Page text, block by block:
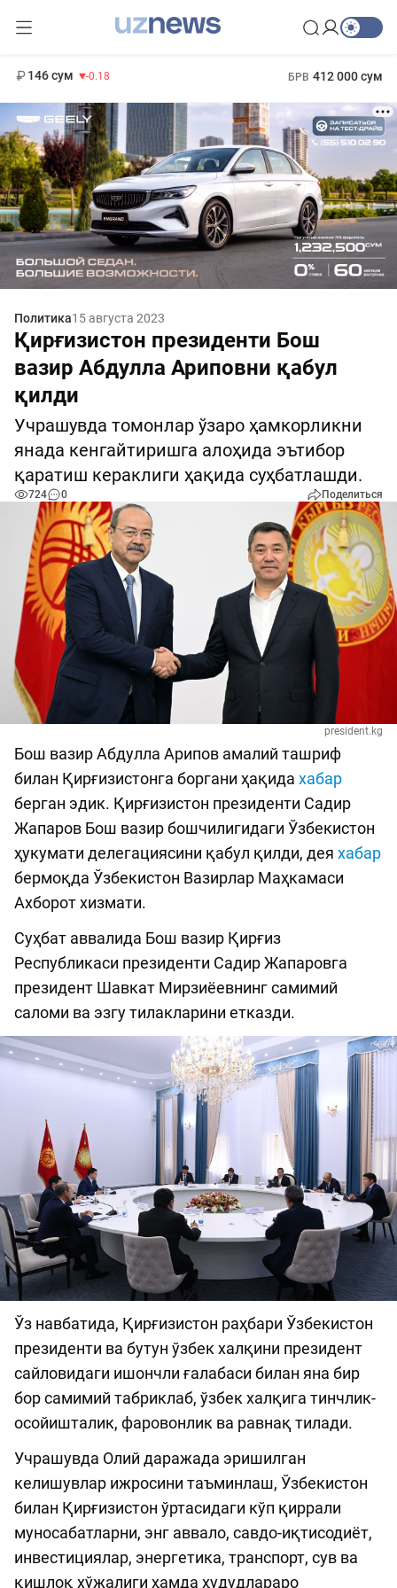
146 сум -0.18 БРВ 412 000 сум
Политика15 августа 2023
Қирғизистон президенти Бош
вазир Абдулла Ариповни қабул
қилди
Учрашувда томонлар ўзаро ҳамкорликни
янада кенгайтиришга алоҳида эътибор
қаратиш кераклиги ҳақида суҳбатлашди.
724 0 Поделиться
president.kg
Бош вазир Абдулла Арипов амалий ташриф
билан Қирғизистонга боргани ҳақида хабар
берган эдик. Қирғизистон президенти Садир
Жапаров Бош вазир бошчилигидаги Ўзбекистон
ҳукумати делегациясини қабул қилди, дея хабар
бермоқда Ўзбекистон Вазирлар Маҳкамаси
Ахборот хизмати.
Суҳбат аввалида Бош вазир Қирғиз
Республикаси президенти Садир Жапаровга
президент Шавкат Мирзиёевнинг самимий
саломи ва эзгу тилакларини етказди.
Ўз навбатида, Қирғизистон раҳбари Ўзбекистон
президенти ва бутун ўзбек халқини президент
сайловидаги ишончли ғалабаси билан яна бир
бор самимий табриклаб, ўзбек халқига тинчлик-
осойишталик, фаровонлик ва равнақ тилади.
Учрашувда Олий даражада эришилган
келишувлар ижросини таъминлаш, Ўзбекистон
билан Қирғизистон ўртасидаги кўп қиррали
муносабатларни, энг аввало, савдо-иқтисодиёт,
инвестициялар, энергетика, транспорт, сув ва
қишлоқ хўжалиги ҳамда ҳудудлараро